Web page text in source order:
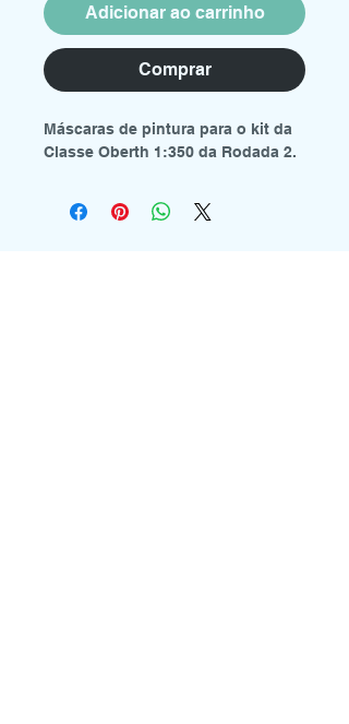
Adicionar ao carrinho
Comprar
Máscaras de pintura para o kit da
Classe Oberth 1:350 da Rodada 2.